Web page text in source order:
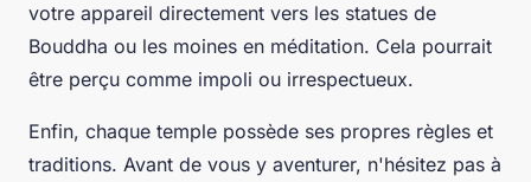
votre appareil directement vers les statues de
Bouddha ou les moines en méditation. Cela pourrait
être perçu comme impoli ou irrespectueux.
Enfin, chaque temple possède ses propres règles et
traditions. Avant de vous y aventurer, n'hésitez pas à